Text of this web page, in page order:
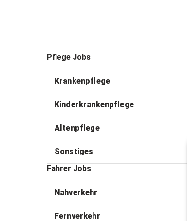
Pflege Jobs
Krankenpflege
Kinderkrankenpflege
Altenpflege
Sonstiges
Fahrer Jobs
Nahverkehr
Fernverkehr